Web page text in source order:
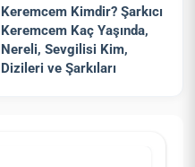
Keremcem Kimdir? Şarkıcı
Keremcem Kaç Yaşında,
Nereli, Sevgilisi Kim,
Dizileri ve Şarkıları